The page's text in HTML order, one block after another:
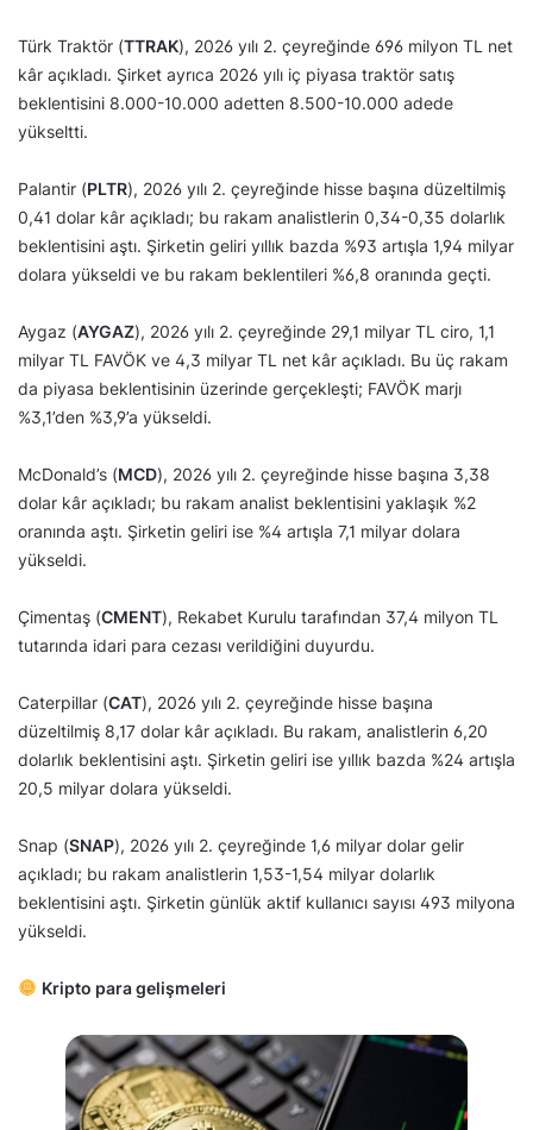
Türk Traktör (TTRAK), 2026 yılı 2. çeyreğinde 696 milyon TL net
kâr açıkladı. Şirket ayrıca 2026 yılı iç piyasa traktör satış
beklentisini 8.000-10.000 adetten 8.500-10.000 adede
yükseltti.
Palantir (PLTR), 2026 yılı 2. çeyreğinde hisse başına düzeltilmiş
0,41 dolar kâr açıkladı; bu rakam analistlerin 0,34-0,35 dolarlık
beklentisini aştı. Şirketin geliri yıllık bazda %93 artışla 1,94 milyar
dolara yükseldi ve bu rakam beklentileri %6,8 oranında geçti.
Aygaz (AYGAZ), 2026 yılı 2. çeyreğinde 29,1 milyar TL ciro, 1,1
milyar TL FAVÖK ve 4,3 milyar TL net kâr açıkladı. Bu üç rakam
da piyasa beklentisinin üzerinde gerçekleşti; FAVÖK marjı
%3,1’den %3,9’a yükseldi.
McDonald’s (MCD), 2026 yılı 2. çeyreğinde hisse başına 3,38
dolar kâr açıkladı; bu rakam analist beklentisini yaklaşık %2
oranında aştı. Şirketin geliri ise %4 artışla 7,1 milyar dolara
yükseldi.
Çimentaş (CMENT), Rekabet Kurulu tarafından 37,4 milyon TL
tutarında idari para cezası verildiğini duyurdu.
Caterpillar (CAT), 2026 yılı 2. çeyreğinde hisse başına
düzeltilmiş 8,17 dolar kâr açıkladı. Bu rakam, analistlerin 6,20
dolarlık beklentisini aştı. Şirketin geliri ise yıllık bazda %24 artışla
20,5 milyar dolara yükseldi.
Snap (SNAP), 2026 yılı 2. çeyreğinde 1,6 milyar dolar gelir
açıkladı; bu rakam analistlerin 1,53-1,54 milyar dolarlık
beklentisini aştı. Şirketin günlük aktif kullanıcı sayısı 493 milyona
yükseldi.
Kripto para gelişmeleri